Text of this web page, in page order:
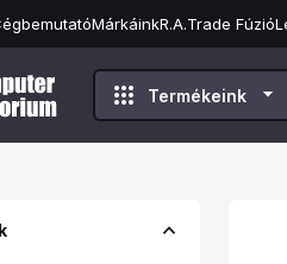
MárkáinkR.A.Trade Fúzió
apps Termékeink arrow_drop_down
expand_less